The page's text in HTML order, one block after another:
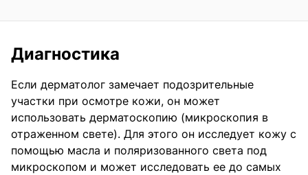
Диагностика
Если дерматолог замечает подозрительные
участки при осмотре кожи, он может
использовать дерматоскопию (микроскопия в
отраженном свете). Для этого он исследует кожу с
помощью масла и поляризованного света под
микроскопом и может исследовать ее до самых